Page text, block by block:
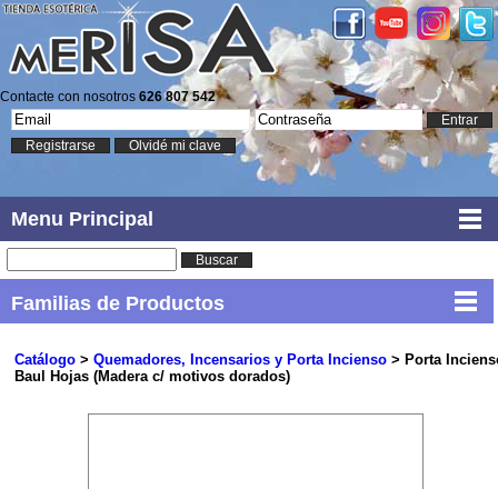
Contacte con nosotros 626 807 542
Entrar
Registrarse
Olvidé mi clave
Menu Principal
Buscar
Familias de Productos
Catálogo> Quemadores, Incensarios y Porta Incienso> Porta
Baul Hojas (Madera c/ motivos dorados)